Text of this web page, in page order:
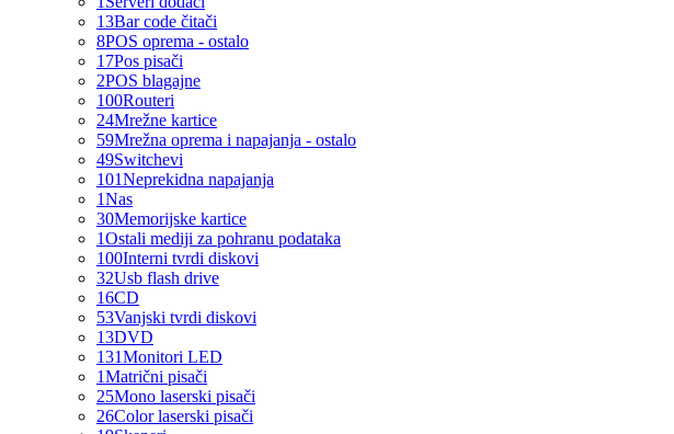
13Bar code čitači
8POS oprema - ostalo
17Pos pisači
2POS blagajne
100Routeri
24Mrežne kartice
59Mrežna oprema i napajanja - ostalo
49Switchevi
101Neprekidna napajanja
1Nas
30Memorijske kartice
1Ostali mediji za pohranu podataka
100Interni tvrdi diskovi
32Usb flash drive
16CD
53Vanjski tvrdi diskovi
13DVD
131Monitori LED
1Matrični pisači
25Mono laserski pisači
26Color laserski pisači